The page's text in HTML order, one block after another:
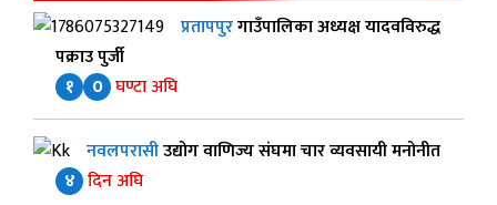
प्रतापपुरगाउँपालिका अध्यक्ष यादवविरुद्ध
पक्राउ पुर्जी
१
0 घण्टा अघि
नवलपरासीउद्योग वाणिज्य संघमा चार व्यवसायी मनोनीत
४ दिन अघि